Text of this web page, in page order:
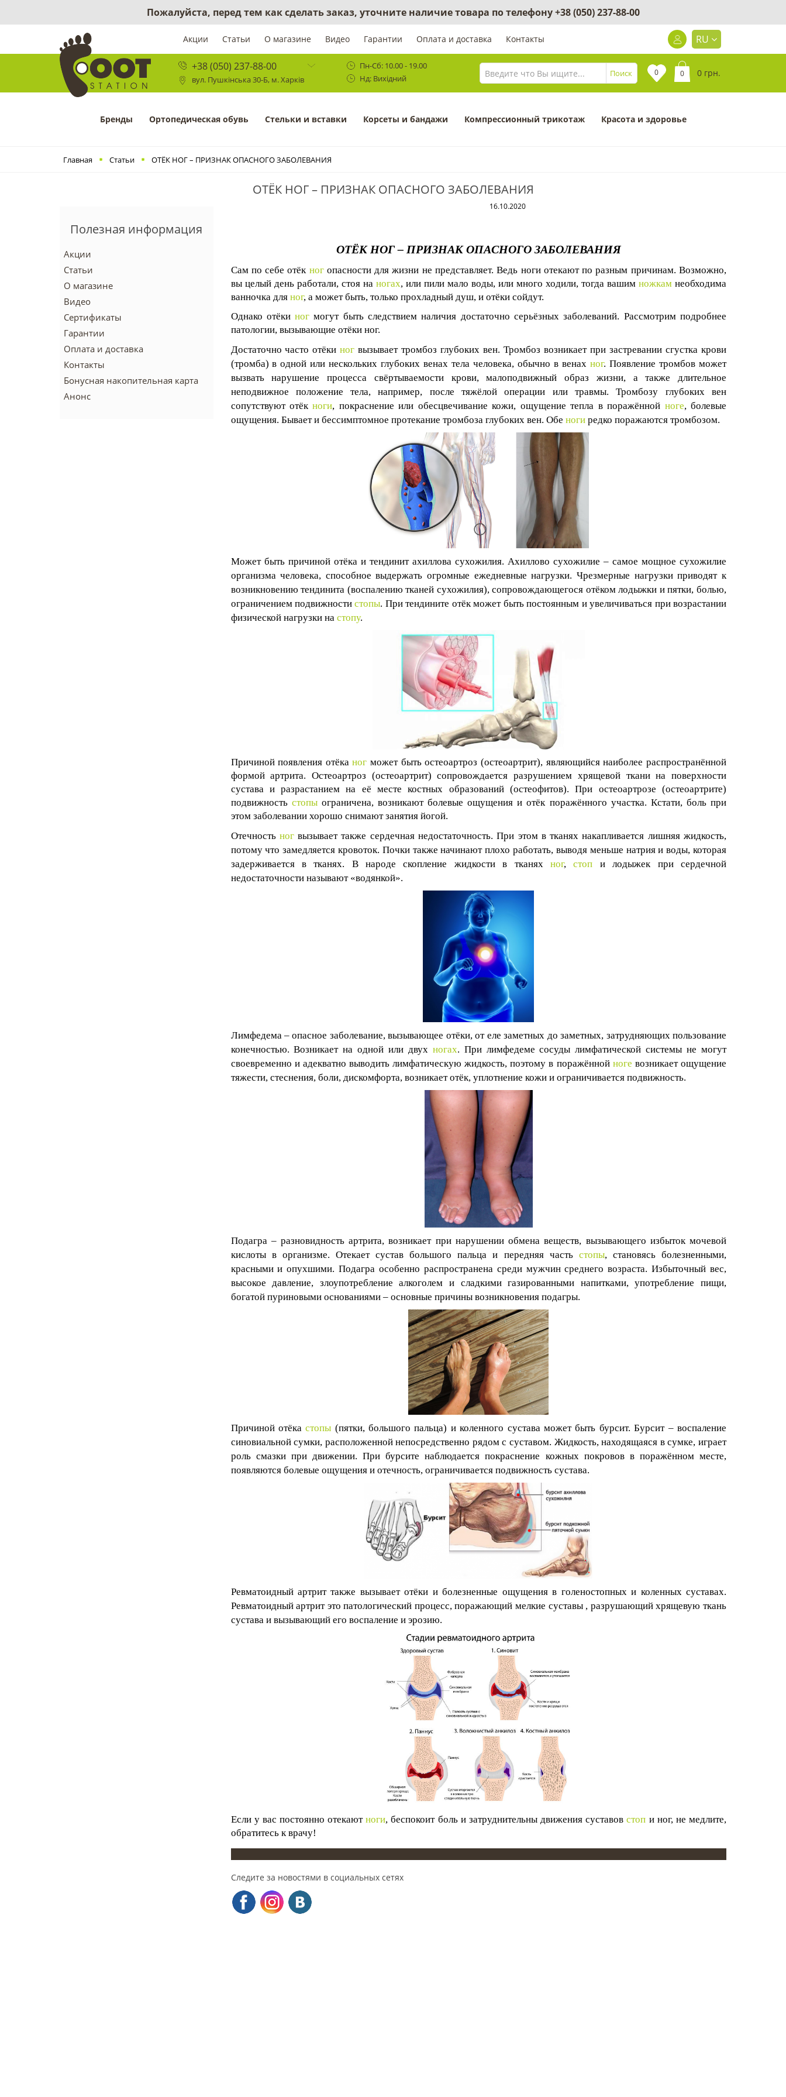
Пожалуйста, перед тем как сделать заказ, уточните наличие товара по телефону+38 (050) 237-88-00
Акции Статьи О магазине Видео Гарантии Оплата и доставка Контакты RU
+38 (050) 237-88-00
вул. Пушкінська 30-Б, м. Харків
Пн-Сб: 10.00 - 19.00
Нд: Вихідний
Поиск 0 0 0 грн.
Бренды Ортопедическая обувь Cтельки и вставки Корсеты и бандажи Компрессионный трикотаж Красота и здоровье
Главная Статьи ОТЁК НОГ – ПРИЗНАК ОПАСНОГО ЗАБОЛЕВАНИЯ
ОТЁК НОГ – ПРИЗНАК ОПАСНОГО ЗАБОЛЕВАНИЯ
Полезная информация
Акции
Статьи
О магазине
Видео
Сертификаты
Гарантии
Оплата и доставка
Контакты
Бонусная накопительная карта
Анонс
16.10.2020
ОТЁК НОГ – ПРИЗНАК ОПАСНОГО ЗАБОЛЕВАНИЯ
Сам по себе отёк ногопасности для жизни не представляет. Ведь ноги отекают по разным причинам. Возможно,
вы целый день работали, стоя на ногах, или пили мало воды, или много ходили, тогда вашим ножкамнеобходима
ванночка для ног, а может быть, только прохладный душ, и отёки сойдут.
Однако отёкиног могут быть следствием наличия достаточно серьёзных заболеваний. Рассмотрим подробнее
патологии, вызывающие отёки ног.
Достаточно часто отёки ног вызывает тромбоз глубоких вен. Тромбоз возникает при застревании сгустка крови
(тромба) в одной или нескольких глубоких венах тела человека, обычно в венах ног. Появление тромбов может
вызвать нарушение процесса свёртываемости крови, малоподвижный образ жизни, а также длительное
неподвижное положение тела, например, после тяжёлой операции или травмы. Тромбозу глубоких вен
сопутствуют отёкноги, покраснение или обесцвечивание кожи, ощущение тепла в поражённой ноге, болевые
ощущения. Бывает и бессимптомное протекание тромбоза глубоких вен. Обе ногиредко поражаются тромбозом.
Может быть причиной отёка и тендинит ахиллова сухожилия. Ахиллово сухожилие – самое мощное сухожилие
организма человека, способное выдержать огромные ежедневные нагрузки. Чрезмерные нагрузки приводят к
возникновению тендинита (воспалению тканей сухожилия), сопровождающегося отёком лодыжки и пятки, болью,
ограничением подвижностистопы. При тендините отёк может быть постоянным и увеличиваться при возрастании
физической нагрузки на стопу.
Причиной появления отёканог может быть остеоартроз (остеоартрит), являющийся наиболее распространённой
формой артрита. Остеоартроз (остеоартрит) сопровождается разрушением хрящевой ткани на поверхности
сустава и разрастанием на её месте костных образований (остеофитов). При остеоартрозе (остеоартрите)
подвижность стопыограничена, возникают болевые ощущения и отёк поражённого участка. Кстати, боль при
этом заболевании хорошо снимают занятия йогой.
Отечность ногвызывает также сердечная недостаточность. При этом в тканях накапливается лишняя жидкость,
потому что замедляется кровоток. Почки также начинают плохо работать, выводя меньше натрия и воды, которая
задерживается в тканях. В народе скопление жидкости в тканяхног,стоп и лодыжек при сердечной
недостаточности называют «водянкой».
Лимфедема – опасное заболевание, вызывающее отёки, от еле заметных до заметных, затрудняющих пользование
конечностью. Возникает на одной или двух ногах. При лимфедеме сосуды лимфатической системы не могут
своевременно и адекватно выводить лимфатическую жидкость, поэтому в поражённой ноге возникает ощущение
тяжести, стеснения, боли, дискомфорта, возникает отёк, уплотнение кожи и ограничивается подвижность.
Подагра – разновидность артрита, возникает при нарушении обмена веществ, вызывающего избыток мочевой
кислоты в организме. Отекает сустав большого пальца и передняя часть стопы, становясь болезненными,
красными и опухшими. Подагра особенно распространена среди мужчин среднего возраста. Избыточный вес,
высокое давление, злоупотребление алкоголем и сладкими газированными напитками, употребление пищи,
богатой пуриновыми основаниями – основные причины возникновения подагры.
Причиной отёкастопы (пятки, большого пальца) и коленного сустава может быть бурсит. Бурсит – воспаление
синовиальной сумки, расположенной непосредственно рядом с суставом. Жидкость, находящаяся в сумке, играет
роль смазки при движении. При бурсите наблюдается покраснение кожных покровов в поражённом месте,
появляются болевые ощущения и отечность, ограничивается подвижность сустава.
Ревматоидный артрит также вызывает отёки и болезненные ощущения в голеностопных и коленных суставах.
Ревматоидный артрит это патологический процесс, поражающий мелкие суставы , разрушающий хрящевую ткань
сустава и вызывающий его воспаление и эрозию.
Если у вас постоянно отекаютноги, беспокоит боль и затруднительны движения суставовстоп и ног, не медлите,
обратитесь к врачу!
Следите за новостями в социальных сетях